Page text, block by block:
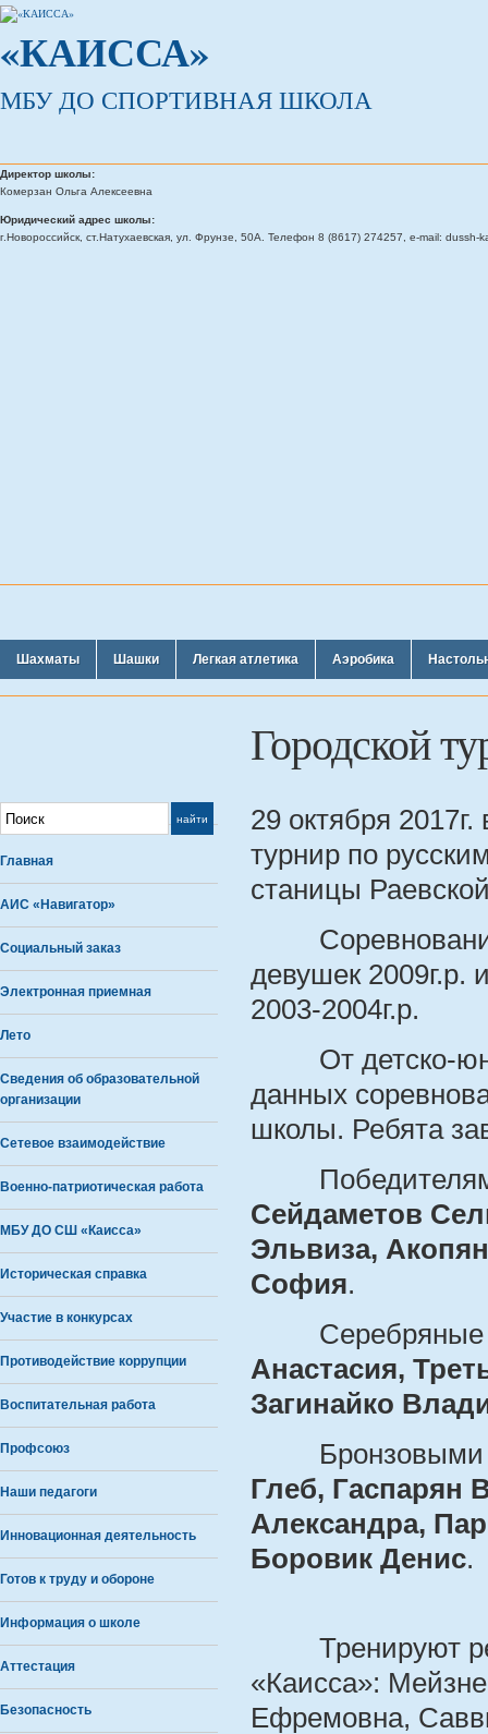
«КАИССА»
МБУ ДО СПОРТИВНАЯ ШКОЛА
Директор школы:
Комерзан Ольга Алексеевна
Юридический адрес школы:
г.Новороссийск, ст.Натухаевская, ул. Фрунзе, 50А. Телефон 8 (8617) 274257, e-mail: dussh-
Шахматы Шашки Легкая атлетика Аэробика
Городской
Главная
АИС «Навигатор»
Социальный заказ
Электронная приемная
Лето
Сведения об образовательной
организации
Сетевое взаимодействие
Военно-патриотическая работа
МБУ ДО СШ «Каисса»
Историческая справка
Участие в конкурсах
Противодействие коррупции
Воспитательная работа
Профсоюз
Наши педагоги
Инновационная деятельность
Готов к труду и обороне
Информация о школе
Аттестация
Безопасность
29 октября
турнир по
станицы
Соревнования
девушек 2009г.р.
2003-2004г.р.
От детско-
данных
школы. Ребята
Победителями
Сейдаметов
Эльвиза,
София.
Серебряные
Анастасия,
Загинайко
Бронзовыми
Глеб, Гаспарян
Александра,
Боровик Денис.
Тренируют
«Каисса»:
Ефремовна,